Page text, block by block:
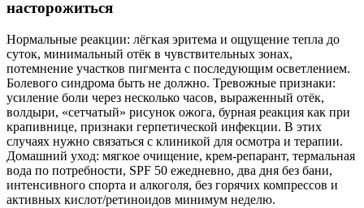
насторожиться
Нормальные реакции: лёгкая эритема и ощущение тепла до
суток, минимальный отёк в чувствительных зонах,
потемнение участков пигмента с последующим осветлением.
Болевого синдрома быть не должно. Тревожные признаки:
усиление боли через несколько часов, выраженный отёк,
волдыри, «сетчатый» рисунок ожога, бурная реакция как при
крапивнице, признаки герпетической инфекции. В этих
случаях нужно связаться с клиникой для осмотра и терапии.
Домашний уход: мягкое очищение, крем-репарант, термальная
вода по потребности, SPF 50 ежедневно, два дня без бани,
интенсивного спорта и алкоголя, без горячих компрессов и
активных кислот/ретиноидов минимум неделю.